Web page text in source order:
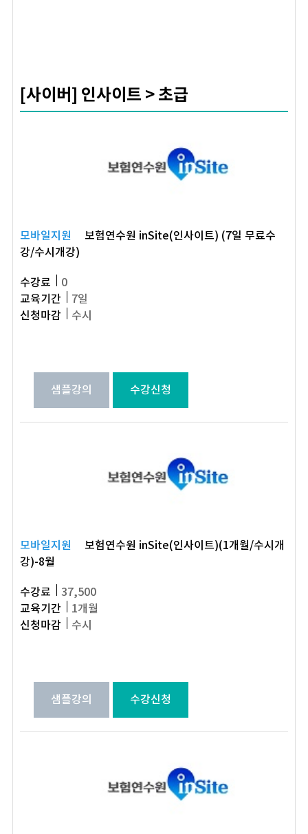
[사이버] 인사이트 > 초급
모바일지원
보험연수원 inSite(인사이트) (7일 무료수
강/수시개강)
수강료
0
교육기간
7일
신청마감
수시
샘플강의 수강신청
모바일지원
보험연수원 inSite(인사이트)(1개월/수시개
강)-8월
수강료
37,500
교육기간
1개월
신청마감
수시
샘플강의 수강신청